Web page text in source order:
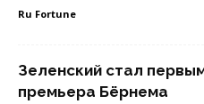
Ru Fortune
Зеленский стал
премьера Бёрнема